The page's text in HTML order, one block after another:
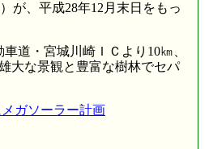
が、平成28年12月末日をもっ
道・宮城川崎ＩＣより10㎞、
大な景観と豊富な樹林でセパ
ガソーラー計画